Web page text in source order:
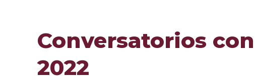
Conversatorios
2022